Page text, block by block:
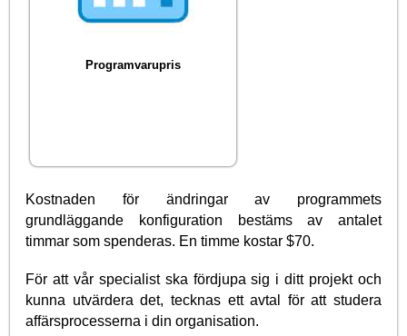
Programvarupris
Kostnaden för ändringar av programmets
grundläggande konfiguration bestäms av antalet
timmar som spenderas. En timme kostar $70.
För att vår specialist ska fördjupa sig i ditt projekt och
kunna utvärdera det, tecknas ett avtal för att studera
affärsprocesserna i din organisation.